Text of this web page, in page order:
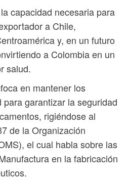
capacidad necesaria para
a Chile,
y, en un futuro
a Colombia en un
salud.
en mantener los
garantizar la seguridad
rigiéndose al
de la Organización
el cual habla sobre las
en la fabricación